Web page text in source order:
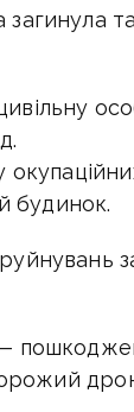
будинок.